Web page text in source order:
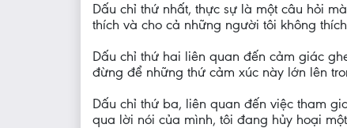
Dấu chỉ thứ nhất, thực sự là một câu hỏi
thích và cho cả những người tôi không
Dấu chỉ thứ hai liên quan đến cảm giác
đừng để những thứ cảm xúc này lớn lên
Dấu chỉ thứ ba, liên quan đến việc tham
qua lời nói của mình, tôi đang hủy hoại